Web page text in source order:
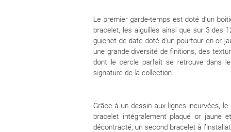
Le premier garde-temps est doté d’un
bracelet, les aiguilles ainsi que sur 3 des
guichet de date doté d’un pourtour en or
une grande diversité de finitions, des
dont le cercle parfait se retrouve dans
signature de la collection.
Grâce à un dessin aux lignes incurvées,
bracelet intégralement plaqué or jaune
décontracté, un second bracelet à